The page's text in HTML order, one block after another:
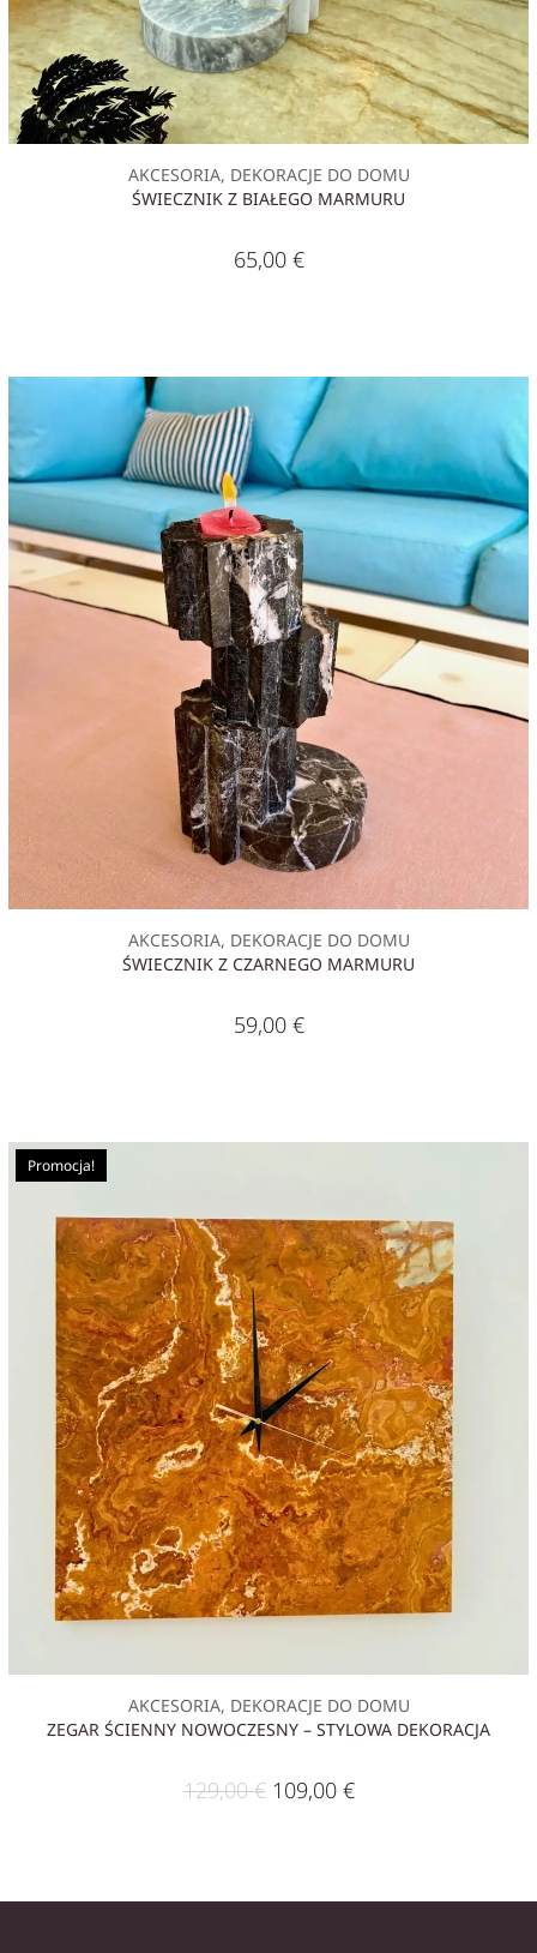
AKCESORIA, DEKORACJE DO DOMU
ŚWIECZNIK Z BIAŁEGO MARMURU
65,00 €
AKCESORIA, DEKORACJE DO DOMU
ŚWIECZNIK Z CZARNEGO MARMURU
59,00 €
Promocja!
AKCESORIA, DEKORACJE DO DOMU
ZEGAR ŚCIENNY NOWOCZESNY – STYLOWA DEKORACJA
129,00€ 109,00 €